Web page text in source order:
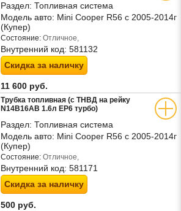
Раздел: Топливная система
Модель авто: Mini Cooper R56 с 2005-2014г
(Купер)
Состояние: Отличное,
Внутренний код: 581132
Скидка за наличку
11 600 руб.
Трубка топливная (с ТНВД на рейку
N14B16AB 1.6л EP6 турбо)
Раздел: Топливная система
Модель авто: Mini Cooper R56 с 2005-2014г
(Купер)
Состояние: Отличное,
Внутренний код: 581171
Скидка за наличку
500 руб.